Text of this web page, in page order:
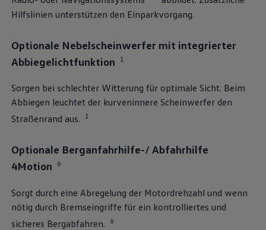
Hilfslinien unterstützen den Einparkvorgang.
Optionale Nebelscheinwerfer mit integrierter
Abbiegelichtfunktion
1
Sorgen bei schlechter Witterung für optimale Sicht. Beim
Abbiegen leuchtet der kurveninnere Scheinwerfer den
Straßenrand aus.
1
Optionale Berganfahrhilfe-/ Abfahrhilfe
4Motion
6
Sorgt durch eine Abregelung der Motordrehzahl und wenn
nötig durch Bremseingriffe für ein kontrolliertes und
sicheres Bergabfahren.
6